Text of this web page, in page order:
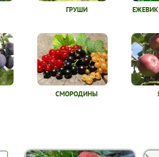
ГРУШИ
СМОРОДИНЫ